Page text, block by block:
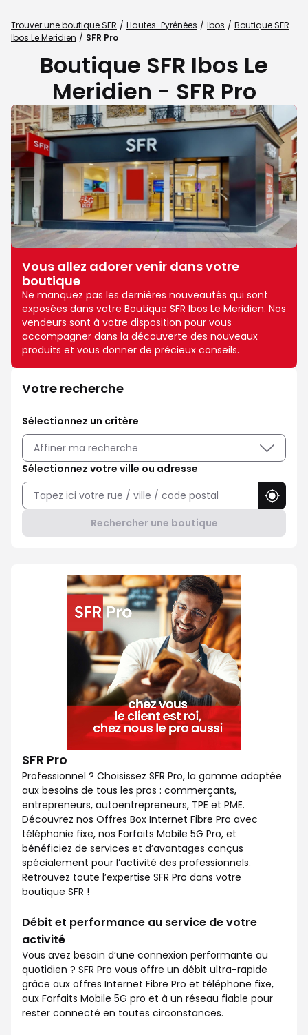
Trouver une boutique SFR Hautes-Pyrénées Ibos
Boutique SFR
Ibos Le Meridien
SFR Pro
Boutique SFR Ibos Le
Meridien - SFR Pro
Vous allez adorer venir dans votre
boutique
Ne manquez pas les dernières nouveautés qui sont
exposées dans votre Boutique SFR Ibos Le Meridien. Nos
vendeurs sont à votre disposition pour vous
accompagner dans la découverte des nouveaux
produits et vous donner de précieux conseils.
Votre recherche
Sélectionnez un critère
Affiner ma recherche
Sélectionnez votre ville ou adresse
Rechercher une boutique
SFR Pro
Professionnel ? Choisissez SFR Pro, la gamme adaptée
aux besoins de tous les pros : commerçants,
entrepreneurs, autoentrepreneurs, TPE et PME.
Découvrez nos Offres Box Internet Fibre Pro avec
téléphonie fixe, nos Forfaits Mobile 5G Pro, et
bénéficiez de services et d’avantages conçus
spécialement pour l’activité des professionnels.
Retrouvez toute l’expertise SFR Pro dans votre
boutique SFR !
Débit et performance au service de votre
activité
Vous avez besoin d’une connexion performante au
quotidien ? SFR Pro vous offre un débit ultra-rapide
grâce aux offres Internet Fibre Pro et téléphone fixe,
aux Forfaits Mobile 5G pro et à un réseau fiable pour
rester connecté en toutes circonstances.
Professionnel ? Choisissez